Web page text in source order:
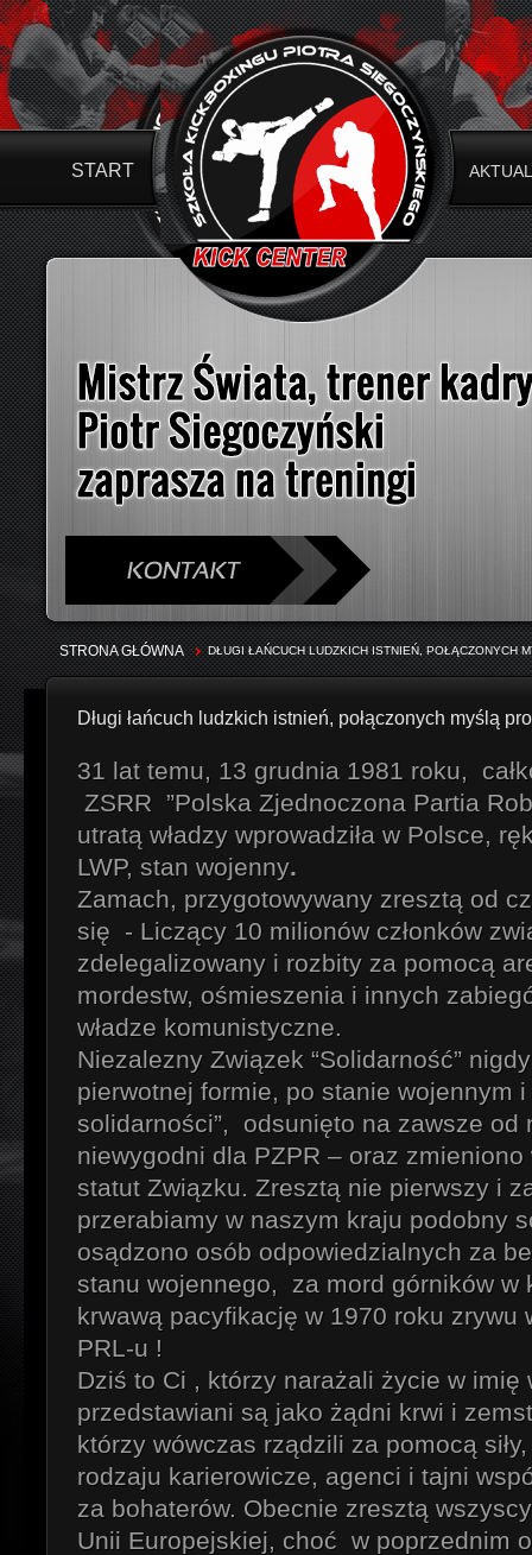
START
STRONA GŁÓWNA DŁUGI ŁAŃCUCH LUDZKICH ISTNIEŃ, POŁĄCZONYCH
Długi łańcuch ludzkich istnień, połączonych myślą
31 lat temu, 13 grudnia 1981 roku,
ZSRR ”Polska Zjednoczona Partia
utratą władzy wprowadziła w Polsce,
LWP, stan wojenny.
Zamach, przygotowywany zresztą od
się - Liczący 10 milionów członków
zdelegalizowany i rozbity za pomocą
mordestw, ośmieszenia i innych
władze komunistyczne.
Niezalezny Związek “Solidarność”
pierwotnej formie, po stanie wojennym
solidarności”, odsunięto na zawsze od
niewygodni dla PZPR – oraz
statut Związku. Zresztą nie pierwszy i
przerabiamy w naszym kraju podobny
osądzono osób odpowiedzialnych za
stanu wojennego, za mord górników w
krwawą pacyfikację w 1970 roku
PRL-u !
Dziś to Ci , którzy narażali życie w
przedstawiani są jako żądni krwi i
którzy wówczas rządzili za pomocą
rodzaju karierowicze, agenci i tajni
za bohaterów. Obecnie zresztą
Unii Europejskiej, choć w poprzednim